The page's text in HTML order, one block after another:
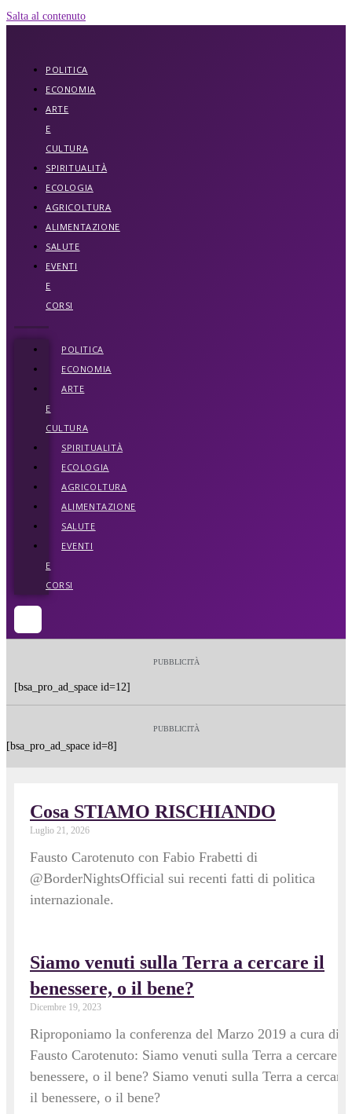
Salta al contenuto
POLITICA
ECONOMIA
ARTE
E
CULTURA
SPIRITUALITÀ
ECOLOGIA
AGRICOLTURA
ALIMENTAZIONE
SALUTE
EVENTI
E
CORSI
POLITICA
ECONOMIA
ARTE
E
CULTURA
SPIRITUALITÀ
ECOLOGIA
AGRICOLTURA
ALIMENTAZIONE
SALUTE
EVENTI
E
CORSI
PUBBLICITÀ
[bsa_pro_ad_space id=12]
PUBBLICITÀ
[bsa_pro_ad_space id=8]
Cosa STIAMO RISCHIANDO
Luglio 21, 2026
Fausto Carotenuto con Fabio Frabetti di
@BorderNightsOfficial sui recenti fatti di politica
internazionale.
Siamo venuti sulla Terra a cercare il
benessere, o il bene?
Dicembre 19, 2023
Riproponiamo la conferenza del Marzo 2019 a cura di
Fausto Carotenuto: Siamo venuti sulla Terra a cercare il
benessere, o il bene? Siamo venuti sulla Terra a cercare
il benessere, o il bene?